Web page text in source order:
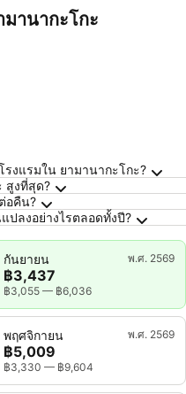
มานากะโกะ
นากะโกะ
รงแรมใน ยามานากะโกะ?
สูงที่สุด?
อคืน?
ปลงอย่างไรตลอดทั้งปี?
กันยายน พ.ศ. 2569
฿3,437
฿3,055 — ฿6,036
พฤศจิกายน พ.ศ. 2569
฿5,009
฿3,330 — ฿9,604